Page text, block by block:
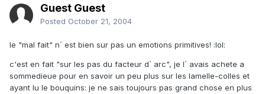
Guest Guest
Posted October 21, 2004
le "mal fait" n´ est bien sur pas un emotions primitives! :lol:
c'est en fait "sur les pas du facteur d´ arc", je l´ avais achete a
sommedieue pour en savoir un peu plus sur les lamelle-colles et
ayant lu le bouquins: je ne sais toujours pas grand chose en plus